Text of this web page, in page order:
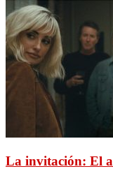
La invitación: El